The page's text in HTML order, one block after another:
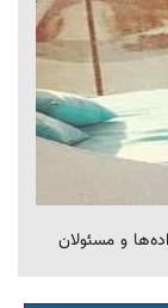
و مسئولان